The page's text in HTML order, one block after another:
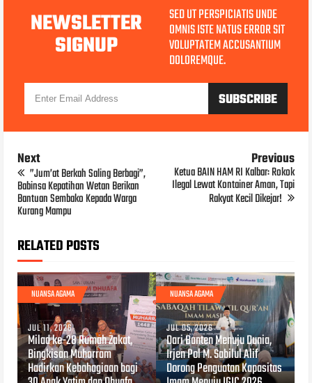
NEWSLETTER
SIGNUP
SED UT PERSPICIATIS UNDE
OMNIS ISTE NATUS ERROR SIT
VOLUPTATEM ACCUSANTIUM
DOLOREMQUE.
Next
”Jum’at Berkah Saling Berbagi”,
Babinsa Kepatihan Wetan Berikan
Bantuan Sembako Kepada Warga
Kurang Mampu
Previous
Ketua BAIN HAM RI Kalbar: Rokok
Ilegal Lewat Kontainer Aman, Tapi
Rakyat Kecil Dikejar!
RELATED POSTS
NUANSA AGAMA
JUL 11, 2026
Milad ke-28 Rumah Zakat,
Bingkisan Muharram
Hadirkan Kebahagiaan bagi
NUANSA AGAMA
JUL 05, 2026
Dari Banten Menuju Dunia,
Irjen Pol M. Sabilul Alif
Dorong Penguatan Kapasitas